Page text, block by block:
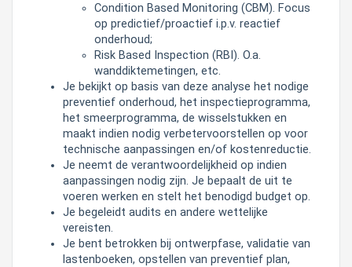
Condition Based Monitoring (CBM). Focus
op predictief/proactief i.p.v. reactief
onderhoud;
Risk Based Inspection (RBI). O.a.
wanddiktemetingen, etc.
Je bekijkt op basis van deze analyse het nodige
preventief onderhoud, het inspectieprogramma,
het smeerprogramma, de wisselstukken en
maakt indien nodig verbetervoorstellen op voor
technische aanpassingen en/of kostenreductie.
Je neemt de verantwoordelijkheid op indien
aanpassingen nodig zijn. Je bepaalt de uit te
voeren werken en stelt het benodigd budget op.
Je begeleidt audits en andere wettelijke
vereisten.
Je bent betrokken bij ontwerpfase, validatie van
lastenboeken, opstellen van preventief plan,